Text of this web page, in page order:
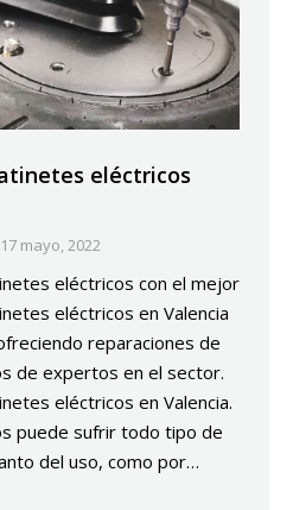
eléctricos
17 mayo, 2022
eléctricos con el mejor
eléctricos en Valencia
reparaciones de
de expertos en el sector.
eléctricos en Valencia.
puede sufrir todo tipo de
del uso, como por…